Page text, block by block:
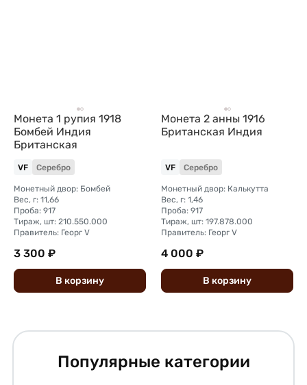
Монета 1 рупия 1918
Бомбей Индия
Британская
VF Серебро
Монетный двор: Бомбей
Вес, г: 11,66
Проба: 917
Тираж, шт: 210.550.000
Правитель: Георг V
3 300 ₽
В корзину
Монета 2 анны 1916
Британская Индия
VF Серебро
Монетный двор: Калькутта
Вес, г: 1,46
Проба: 917
Тираж, шт: 197.878.000
Правитель: Георг V
4 000 ₽
В корзину
Популярные категории